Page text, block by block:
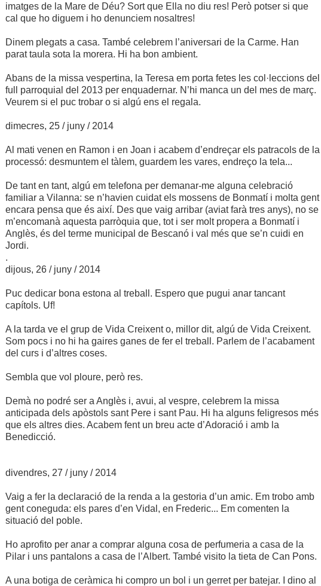
imatges de la Mare de Déu? Sort que Ella no diu res! Però potser si que
cal que ho diguem i ho denunciem nosaltres!
Dinem plegats a casa. També celebrem l’aniversari de la Carme. Han
parat taula sota la morera. Hi ha bon ambient.
Abans de la missa vespertina, la Teresa em porta fetes les col·leccions del
full parroquial del 2013 per enquadernar. N’hi manca un del mes de març.
Veurem si el puc trobar o si algú ens el regala.
dimecres, 25 / juny / 2014
Al mati venen en Ramon i en Joan i acabem d’endreçar els patracols de la
processó: desmuntem el tàlem, guardem les vares, endreço la tela...
De tant en tant, algú em telefona per demanar-me alguna celebració
familiar a Vilanna: se n’havien cuidat els mossens de Bonmatí i molta gent
encara pensa que és així. Des que vaig arribar (aviat farà tres anys), no se
m’encomanà aquesta parròquia que, tot i ser molt propera a Bonmatí i
Anglès, és del terme municipal de Bescanó i val més que se’n cuidi en
Jordi.
.
dijous, 26 / juny / 2014
Puc dedicar bona estona al treball. Espero que pugui anar tancant
capítols. Uf!
A la tarda ve el grup de Vida Creixent o, millor dit, algú de Vida Creixent.
Som pocs i no hi ha gaires ganes de fer el treball. Parlem de l’acabament
del curs i d’altres coses.
Sembla que vol ploure, però res.
Demà no podré ser a Anglès i, avui, al vespre, celebrem la missa
anticipada dels apòstols sant Pere i sant Pau. Hi ha alguns feligresos més
que els altres dies. Acabem fent un breu acte d’Adoració i amb la
Benedicció.
divendres, 27 / juny / 2014
Vaig a fer la declaració de la renda a la gestoria d’un amic. Em trobo amb
gent coneguda: els pares d’en Vidal, en Frederic... Em comenten la
situació del poble.
Ho aprofito per anar a comprar alguna cosa de perfumeria a casa de la
Pilar i uns pantalons a casa de l’Albert. També visito la tieta de Can Pons.
A una botiga de ceràmica hi compro un bol i un gerret per batejar. I dino al